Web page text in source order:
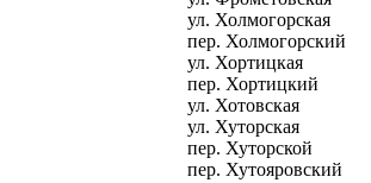
ул. Холмогорская
пер. Холмогорский
ул. Хортицкая
пер. Хортицкий
ул. Хотовская
ул. Хуторская
пер. Хуторской
пер. Хутояровский